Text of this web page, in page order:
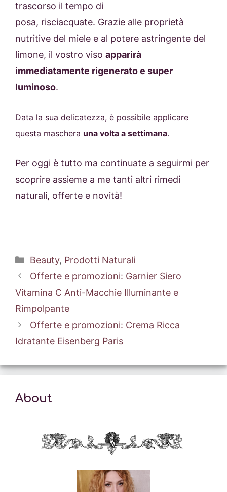
trascorso il tempo di
posa, risciacquate. Grazie alle proprietà
nutritive del miele e al potere astringente del
limone, il vostro viso apparirà
immediatamente rigenerato e super
luminoso.
Data la sua delicatezza, è possibile applicare
questa maschera una volta a settimana.
Per oggi è tutto ma continuate a seguirmi per
scoprire assieme a me tanti altri rimedi
naturali, offerte e novità!
Categorie
Beauty, Prodotti Naturali
Offerte e promozioni: Garnier Siero
Vitamina C Anti-Macchie Illuminante e
Rimpolpante
Offerte e promozioni: Crema Ricca
Idratante Eisenberg Paris
About